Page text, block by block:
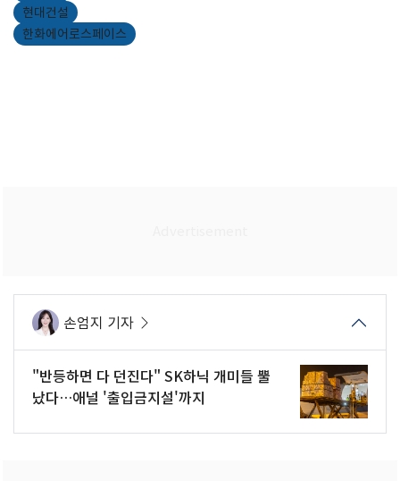
현대건설
한화에어로스페이스
손엄지 기자
"반등하면 다 던진다" SK하닉 개미들 뿔
났다…애널 '출입금지설'까지